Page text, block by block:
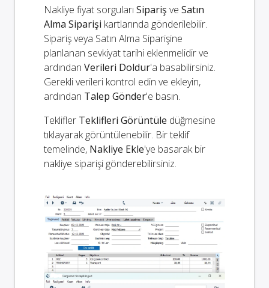
Nakliye fiyat sorguları Sipariş ve Satın
Alma Siparişi kartlarında gönderilebilir.
Sipariş veya Satın Alma Siparişine
planlanan sevkiyat tarihi eklenmelidir ve
ardından Verileri Doldur'a basabilirsiniz.
Gerekli verileri kontrol edin ve ekleyin,
ardından Talep Gönder'e basın.
Teklifler Teklifleri Görüntüle düğmesine
tıklayarak görüntülenebilir. Bir teklif
temelinde, Nakliye Ekle'ye basarak bir
nakliye siparişi gönderebilirsiniz.